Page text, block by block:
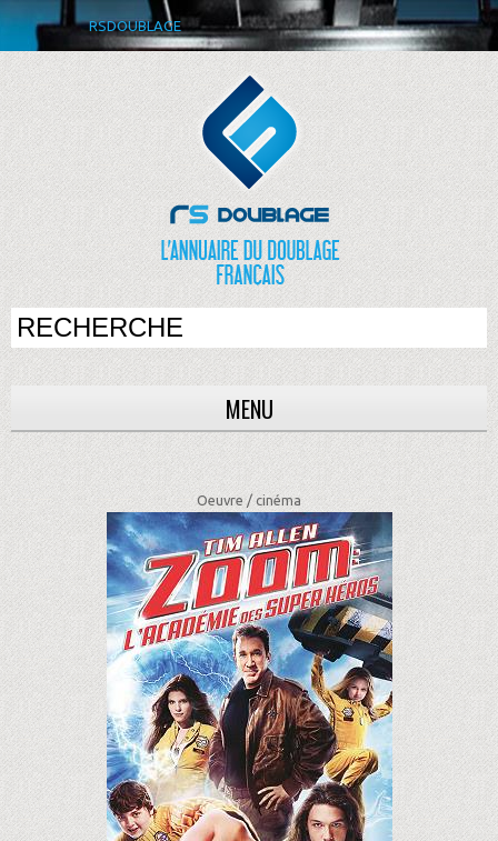
RSDOUBLAGE
MENU
Oeuvre /cinéma